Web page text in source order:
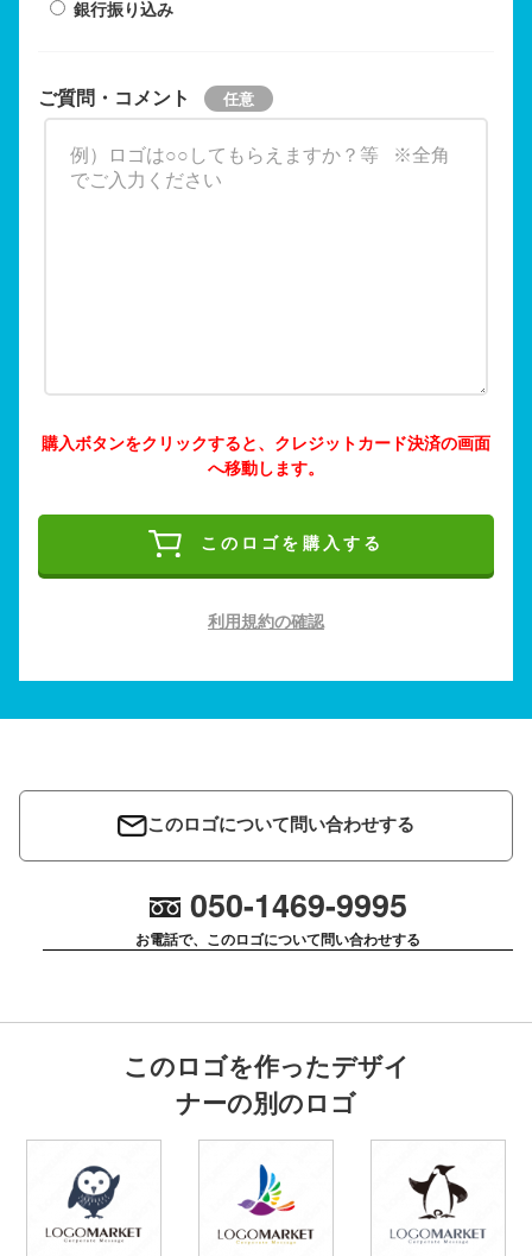
銀行振り込み
ご質問・コメント
購入ボタンをクリックすると、クレジットカード決済の画面
へ移動します。
このロゴを購入する
利用規約の確認
このロゴについて問い合わせする
050-1469-9995
お電話で、このロゴについて問い合わせする
このロゴを作ったデザイ
ナーの別のロゴ